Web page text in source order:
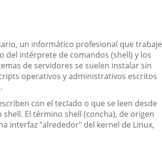
un informático profesional que trabaje
del intérprete de comandos (shell) y los
de servidores se suelen instalar sin
operativos y administrativos escritos
con el teclado o que se leen desde
El término shell (concha), de origen
interfaz "alrededor" del kernel de Linux,